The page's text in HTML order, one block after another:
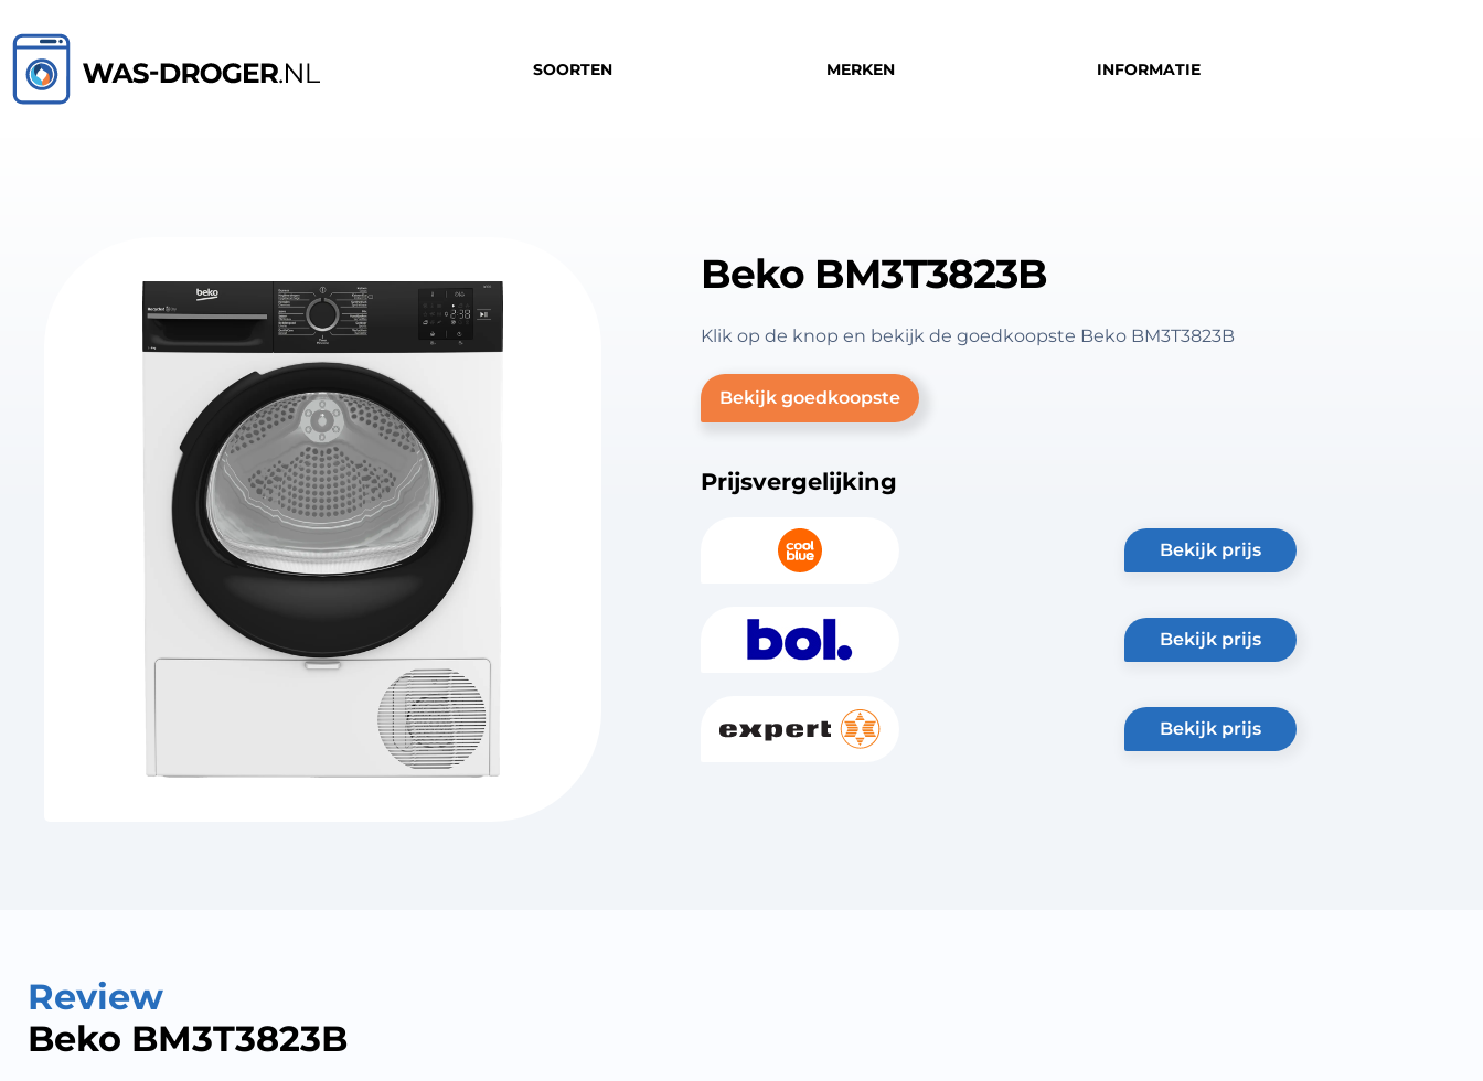
SOORTEN MERKEN INFORMATIE
Beko BM3T3823B
Klik op de knop en bekijk de goedkoopste Beko BM3T3823B
Bekijk goedkoopste
Prijsvergelijking
bekijk prijs
bekijk prijs
bekijk prijs
Review
Beko BM3T3823B